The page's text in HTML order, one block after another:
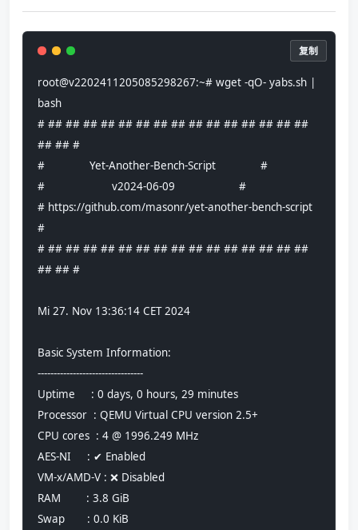
root@v2202411205085298267:~# wget -qO- yabs.sh |
bash
# ## ## ## ## ## ## ## ## ## ## ## ## ## ## ##
## ## #
#              Yet-Another-Bench-Script              #
#                     v2024-06-09                    #
# https://github.com/masonr/yet-another-bench-script
#
# ## ## ## ## ## ## ## ## ## ## ## ## ## ## ##
## ## #
Mi 27. Nov 13:36:14 CET 2024
Basic System Information:
---------------------------------
Uptime     : 0 days, 0 hours, 29 minutes
Processor  : QEMU Virtual CPU version 2.5+
CPU cores  : 4 @ 1996.249 MHz
AES-NI     : ✔ Enabled
VM-x/AMD-V : ❌ Disabled
RAM        : 3.8 GiB
Swap       : 0.0 KiB
复制